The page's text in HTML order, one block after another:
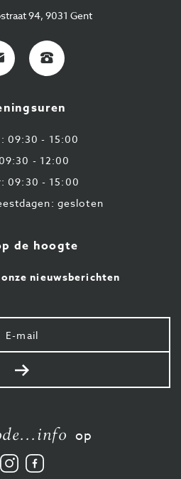
94, 9031 Gent
+32
9
43
87
09:30 - 15:00
- 12:00
09:30 - 15:00
gesloten
de hoogte
nieuwsberichten
Uw
e-
mail
Verstuur
op
Volg
ons
Vind
ons